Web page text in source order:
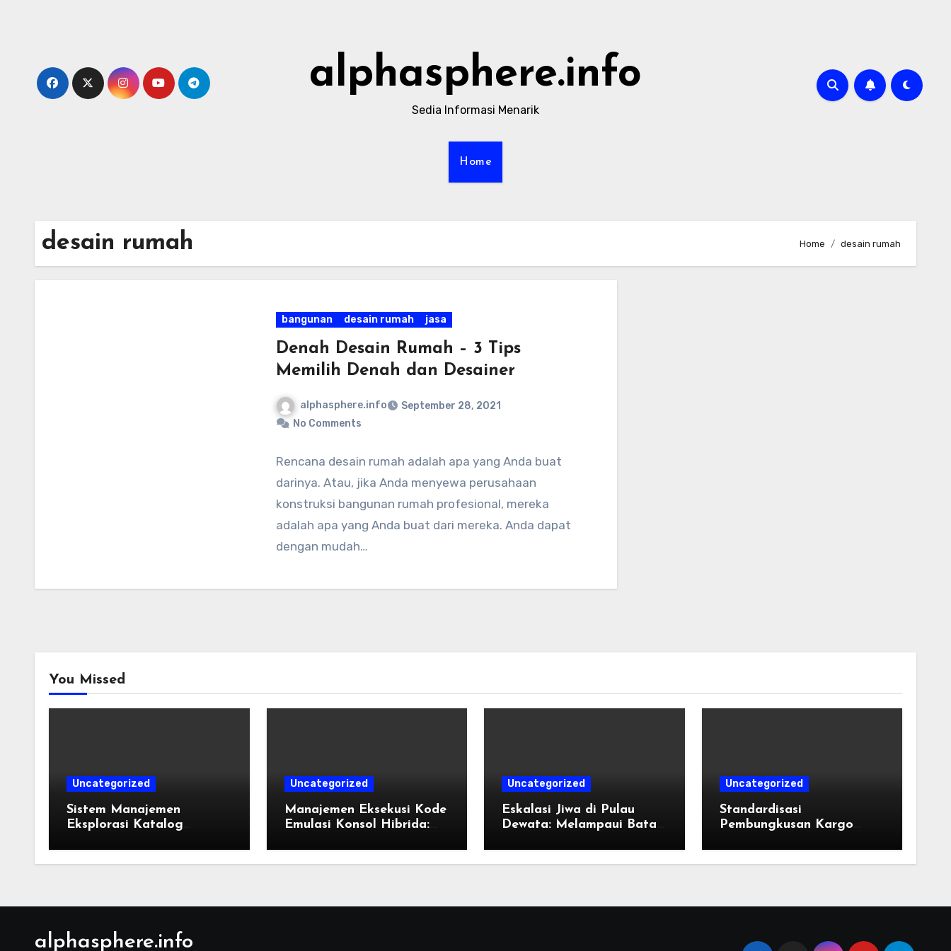
alphasphere.info
Sedia Informasi Menarik
Home
desain rumah Home desain rumah
bangunan desain rumah jasa
Denah Desain Rumah – 3 Tips
Memilih Denah dan Desainer
alphasphere.info
September 28, 2021
No Comments
Rencana desain rumah adalah apa yang Anda buat
darinya. Atau, jika Anda menyewa perusahaan
konstruksi bangunan rumah profesional, mereka
adalah apa yang Anda buat dari mereka. Anda dapat
dengan mudah…
You Missed
Uncategorized
Sistem Manajemen
Eksplorasi Katalog
Generasi: Panduan
Uncategorized
Manajemen Eksekusi Kode
Emulasi Konsol Hibrida:
dan Rendisi Grafis
Uncategorized
Eskalasi Jiwa di Pulau
Dewata: Melampaui Batas
Tahun 2026
Uncategorized
Standardisasi
Pembungkusan Kargo
Tali Strapping Plastik
alphasphere.info